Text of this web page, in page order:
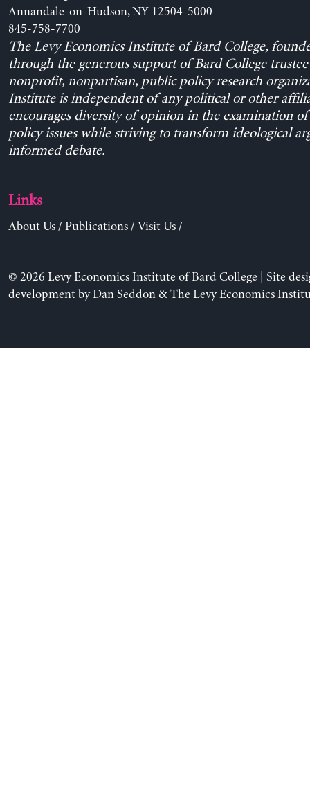
Annandale-on-Hudson, NY 12504-5000
845-758-7700
The Levy Economics Institute of Bard College,
through the generous support of Bard College trustee
nonprofit, nonpartisan, public policy research
Institute is independent of any political or other
encourages diversity of opinion in the examination
policy issues while striving to transform ideological
informed debate.
Links
About Us/ Publications/ Visit Us/
© 2026 Levy Economics Institute of Bard College | Site
development byDan Seddon& The Levy Economics